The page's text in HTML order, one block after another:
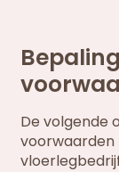
De volgende
voorwaarden